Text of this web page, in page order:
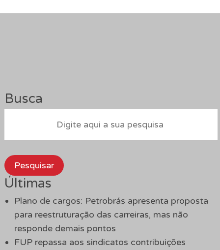
Busca
Pesquisar
Últimas
Plano de cargos: Petrobrás apresenta proposta
para reestruturação das carreiras, mas não
responde demais pontos
FUP repassa aos sindicatos contribuições